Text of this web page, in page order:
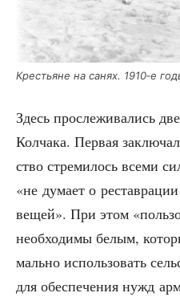
Кре­стьяне на санях. 1910‑е
Здесь про­сле­жи­ва­лись
Кол­ча­ка. Пер­вая
ство стре­ми­лось все­ми
«не дума­ет о
вещей». При этом
необ­хо­ди­мы белым,
маль­но исполь­зо­вать
для обес­пе­че­ния нужд